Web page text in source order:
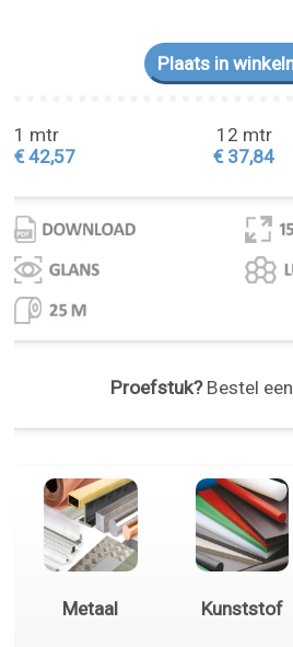
1 mtr
€ 42,57
12 mtr
€ 37,84
Proefstuk?Bestel een
Metaal Kunststof